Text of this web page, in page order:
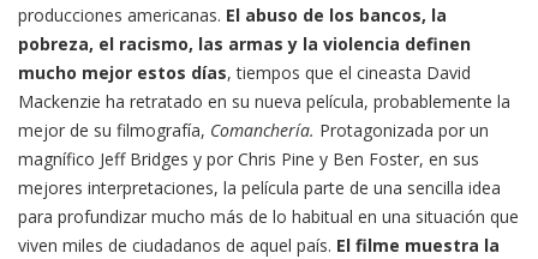
producciones americanas. El abuso de los bancos, la
pobreza, el racismo, las armas y la violencia definen
mucho mejor estos días, tiempos que el cineasta David
Mackenzie ha retratado en su nueva película, probablemente la
mejor de su filmografía, Comanchería. Protagonizada por un
magnífico Jeff Bridges y por Chris Pine y Ben Foster, en sus
mejores interpretaciones, la película parte de una sencilla idea
para profundizar mucho más de lo habitual en una situación que
viven miles de ciudadanos de aquel país. El filme muestra la